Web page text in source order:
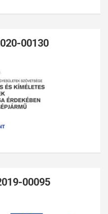
00130
00095